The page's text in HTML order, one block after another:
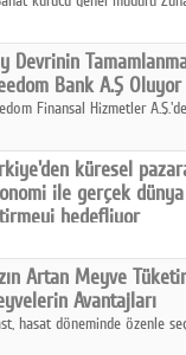
Devrinin
Bank A.Ş Oluyor
Finansal Hizmetler
Bank'ın ticaret unvanının
verildi.
küresel
ile gerçek
hedefliyor
ile gerçek dünya
hedefleyen vizyonuyla
Artan Meyve
Avantajları
hasat döneminde özenle